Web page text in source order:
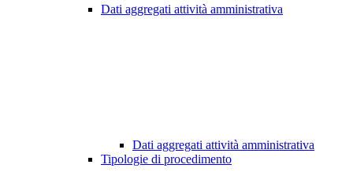
Dati aggregati attività amministrativa
Dati aggregati attività amministrativa
Tipologie di procedimento